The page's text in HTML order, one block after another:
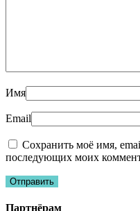
Имя
Email
Сохранить моё имя,
последующих моих
Партнёрам